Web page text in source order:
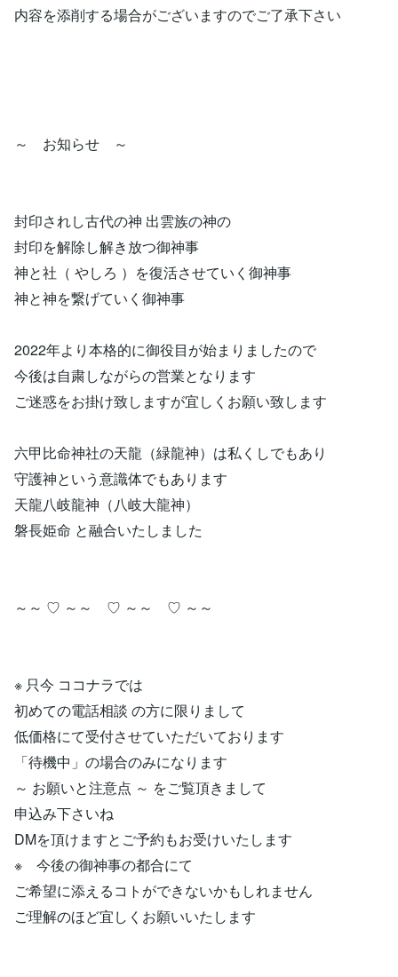
内容を添削する場合がございますのでご了承下さい
～ お知らせ ～
封印されし古代の神 出雲族の神の
封印を解除し解き放つ御神事
神と社（ やしろ ）を復活させていく御神事
神と神を繋げていく御神事
2022年より本格的に御役目が始まりましたので
今後は自粛しながらの営業となります
ご迷惑をお掛け致しますが宜しくお願い致します
六甲比命神社の天龍（緑龍神）は私くしでもあり
守護神という意識体でもあります
天龍八岐龍神（八岐大龍神）
磐長姫命 と融合いたしました
～～ ♡ ～～ ♡ ～～ ♡ ～～
※ 只今 ココナラでは
初めての電話相談 の方に限りまして
低価格にて受付させていただいております
「待機中」の場合のみになります
～ お願いと注意点 ～ をご覧頂きまして
申込み下さいね
DMを頂けますとご予約もお受けいたします
※ 今後の御神事の都合にて
ご希望に添えるコトができないかもしれません
ご理解のほど宜しくお願いいたします